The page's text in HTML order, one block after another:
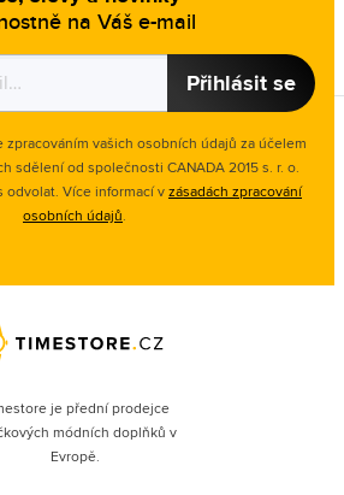
na Váš e-mail
Přihlásit se
vašich osobních údajů za účelem
sdělení od společnosti CANADA 2015 s. r. o.
odvolat. Více informací vzásadách zpracování
osobních údajů.
je přední prodejce
módních doplňků v
Evropě.